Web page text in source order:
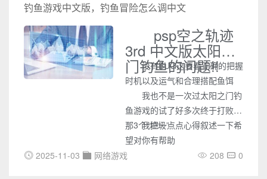
钓鱼游戏中文版，钓鱼冒险怎么调中文
psp空之轨迹
3rd 中文版太阳之
门钓鱼的问题!!
没有BUG这要看正确的把握
时机以及运气和合理搭配鱼饵
我也不是一次过太阳之门钓
鱼游戏的试了好多次终于打败了
那3个“垃圾”
我把一点点心得叙述一下希
望对你有帮助
208
0
2025-11-03 网络游戏